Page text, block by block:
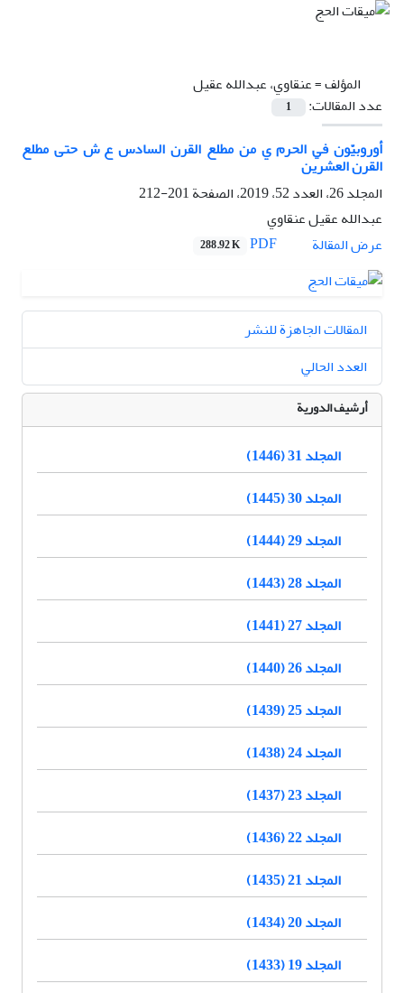
المؤلف =عنقاوي، عبدالله عقیل
عدد المقالات:
1
أوروبيّون في الحرم ي من مطلع القرن السادس ع ش حتى مطلع
القرن العشرين
المجلد 26، العدد 52، 2019، الصفحة
201-212
عبدالله عقیل عنقاوي
عرض المقالة
288.92 K
المقالات الجاهزة للنشر
العدد الحالي
أرشيف الدورية
المجلد 31 (1446)
المجلد 30 (1445)
المجلد 29 (1444)
المجلد 28 (1443)
المجلد 27 (1441)
المجلد 26 (1440)
المجلد 25 (1439)
المجلد 24 (1438)
المجلد 23 (1437)
المجلد 22 (1436)
المجلد 21 (1435)
المجلد 20 (1434)
المجلد 19 (1433)